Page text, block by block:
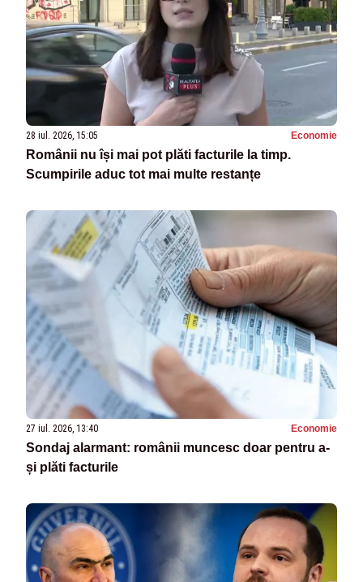
28 iul. 2026, 15:05 Economie
Românii nu își mai pot plăti facturile la timp.
Scumpirile aduc tot mai multe restanțe
27 iul. 2026, 13:40 Economie
Sondaj alarmant: românii muncesc doar pentru a-
și plăti facturile